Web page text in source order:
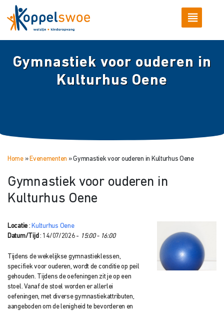
Gymnastiek voor ouderen in
Kulturhus Oene
Home» Evenementen »Gymnastiek voor ouderen in Kulturhus Oene
Gymnastiek voor ouderen in
Kulturhus Oene
Locatie : Kulturhus Oene
Datum/Tijd : 14/07/2026 - 15:00 - 16:00
Tijdens de wekelijkse gymnastieklessen,
specifiek voor ouderen, wordt de conditie op peil
gehouden. Tijdens de oefeningen zit je op een
stoel. Vanaf de stoel worden er allerlei
oefeningen, met diverse gymnastiekattributen,
aangeboden om de lenigheid te bevorderen en